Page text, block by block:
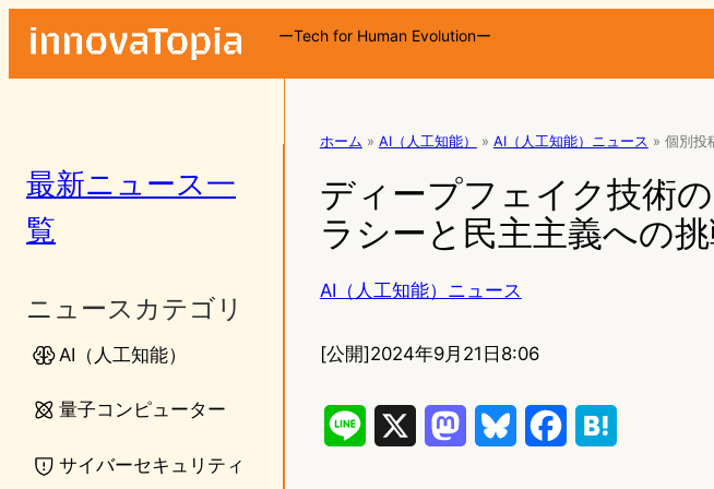
ーTech for Human Evolutionー
最新ニュース一
覧
ニュースカテゴリ
AI（人工知能）
量子コンピューター
サイバーセキュリティ
ホーム » AI（人工知能） » AI（人工知能）ニュース » 個別投
ディープフェイク技術
ラシーと民主主義への
AI（人工知能）ニュース
[公開]2024年9月21日8:06